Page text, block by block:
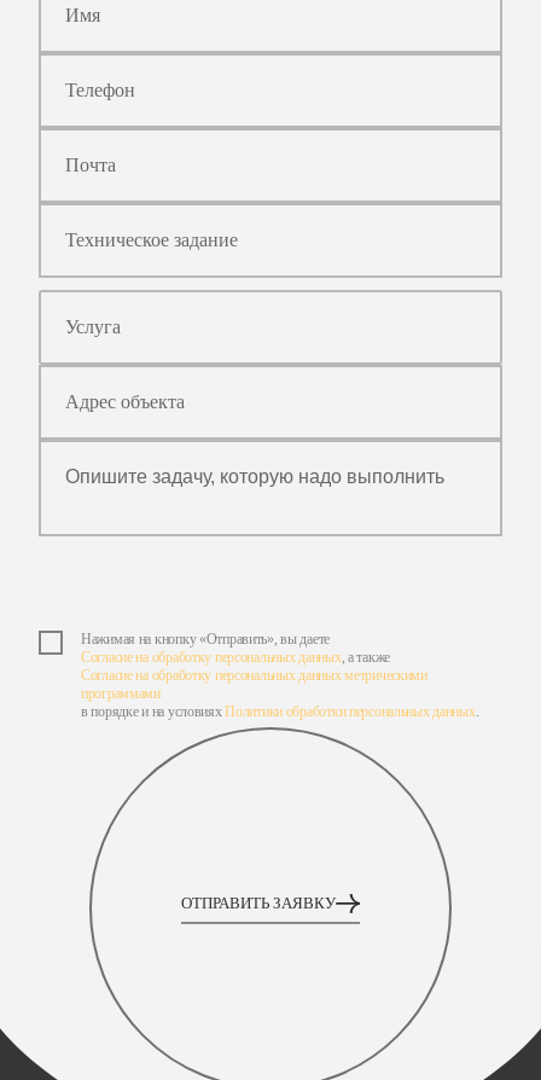
Техническое задание
Нажимая на кнопку «Отправить», вы даете
Согласие на обработку персональных данных, а также
Согласие на обработку персональных данных метрическими
программами
в порядке и на условияхПолитики обработки персональных данных.
ОТПРАВИТЬ ЗАЯВКУ